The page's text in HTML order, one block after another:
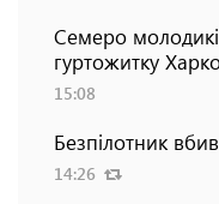
Семеро
гуртожитку
15:08
Безпілотник
14:26